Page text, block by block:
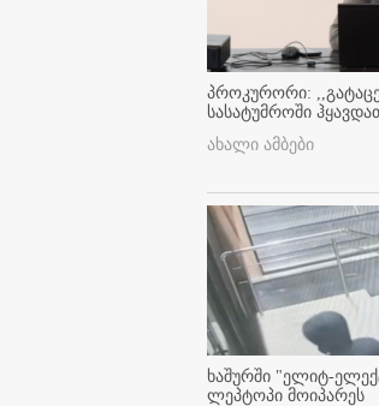
პროკურორი:
სასატუმროში
ახალი ამბები
ხაშურში "ელიტ-
ლეპტოპი მოიპარეს